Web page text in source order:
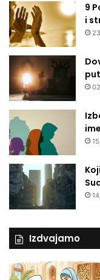
r
i
m
a
b
o
j
e
n
a
i
m
p
r
i
v
n
9
i
Izdvajamo